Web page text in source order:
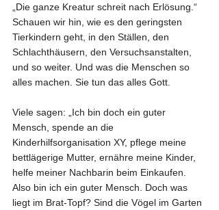
„Die ganze Kreatur schreit nach Erlösung.“
Schauen wir hin, wie es den geringsten
Tierkindern geht, in den Ställen, den
Schlachthäusern, den Versuchsanstalten,
und so weiter. Und was die Menschen so
alles machen. Sie tun das alles Gott.
Viele sagen: „Ich bin doch ein guter
Mensch, spende an die
Kinderhilfsorganisation XY, pflege meine
bettlägerige Mutter, ernähre meine Kinder,
helfe meiner Nachbarin beim Einkaufen.
Also bin ich ein guter Mensch. Doch was
liegt im Brat-Topf? Sind die Vögel im Garten